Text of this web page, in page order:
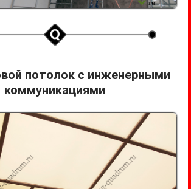
потолок с инженерными
коммуникациями